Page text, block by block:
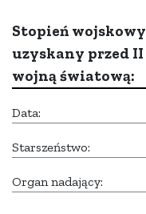
Stopień wojskowy
uzyskany przed II
wojną światową:
Data:
Starszeństwo:
Organ nadający: